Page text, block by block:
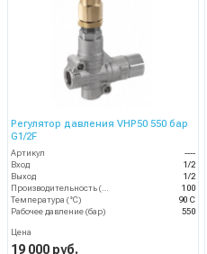
Регулятор давления VHP50 550 бар
G1/2F
Артикул
----
Вход
1/2
Выход
1/2
100
Температура (°C)
90 С
Рабочее давление (бар)
550
Цена
19 000 руб.